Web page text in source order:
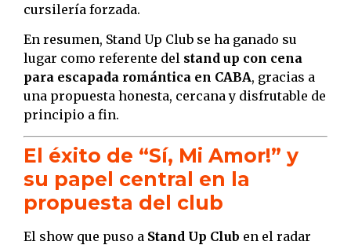
cursilería forzada.
En resumen, Stand Up Club se ha ganado su
lugar como referente del stand up con cena
para escapada romántica en CABA, gracias a
una propuesta honesta, cercana y disfrutable de
principio a fin.
El éxito de “Sí, Mi Amor!” y
su papel central en la
propuesta del club
El show que puso a Stand Up Club en el radar